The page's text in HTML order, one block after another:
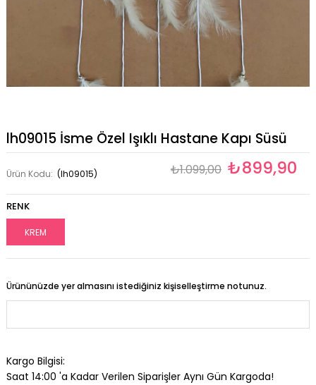
lh09015 İsme Özel Işıklı Hastane Kapı Süsü
Ürün Kodu: (lh09015) ₺1.099,00 ₺899,90
RENK
KREM
Ürününüzde yer almasını istediğiniz kişiselleştirme notunuz.
Kargo Bilgisi:
Saat 14:00 'a Kadar Verilen Siparişler Aynı Gün Kargoda!